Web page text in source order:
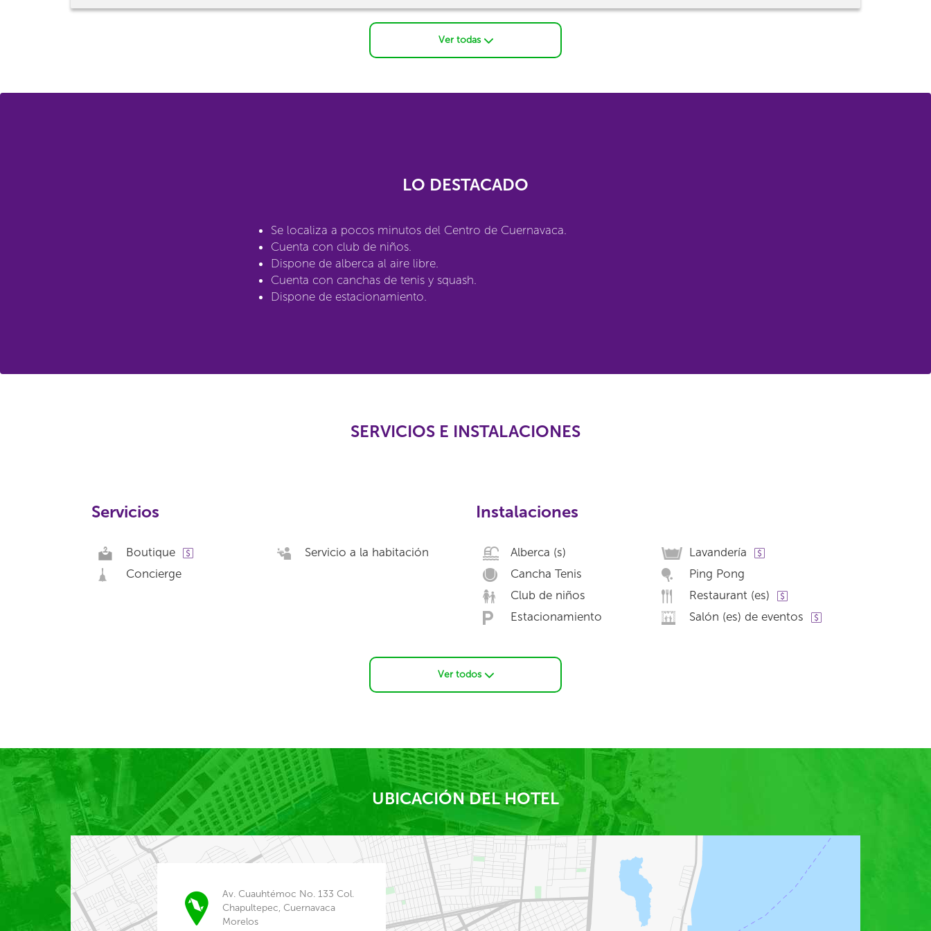
Ver todas
LO DESTACADO
Se localiza a pocos minutos del Centro de Cuernavaca.
Cuenta con club de niños.
Dispone de alberca al aire libre.
Cuenta con canchas de tenis y squash.
Dispone de estacionamiento.
SERVICIOS E INSTALACIONES
Servicios
Boutique
Concierge
Servicio a la habitación
Instalaciones
Alberca (s)
Cancha Tenis
Club de niños
Estacionamiento
Lavandería
Ping Pong
Restaurant (es)
Salón (es) de eventos
Ver todos
UBICACIÓN DEL HOTEL
Av. Cuauhtémoc No. 133 Col.
Chapultepec, Cuernavaca
Morelos